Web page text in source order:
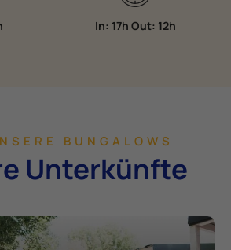
In: 17h Out: 12h
BUNGALOWS
Unterkünfte